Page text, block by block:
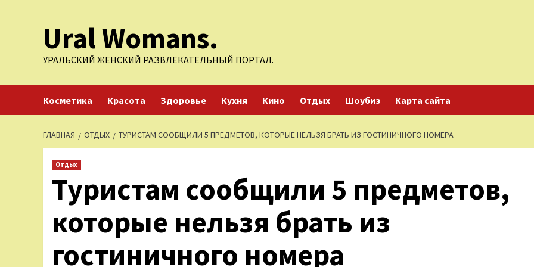
содержимомуUral Womans.
УРАЛЬСКИЙ ЖЕНСКИЙ РАЗВЛЕКАТЕЛЬНЫЙ ПОРТАЛ.
Косметика Красота Здоровье Кухня Кино Отдых Шоубиз Карта сайта
ГЛАВНАЯ ОТДЫХ ТУРИСТАМ СООБЩИЛИ 5 ПРЕДМЕТОВ, КОТОРЫЕ НЕЛЬЗЯ БРАТЬ ИЗ ГОСТИНИЧНОГО НОМЕРА
Отдых
Туристам сообщили 5 предметов,
которые нельзя брать из
гостиничного номера